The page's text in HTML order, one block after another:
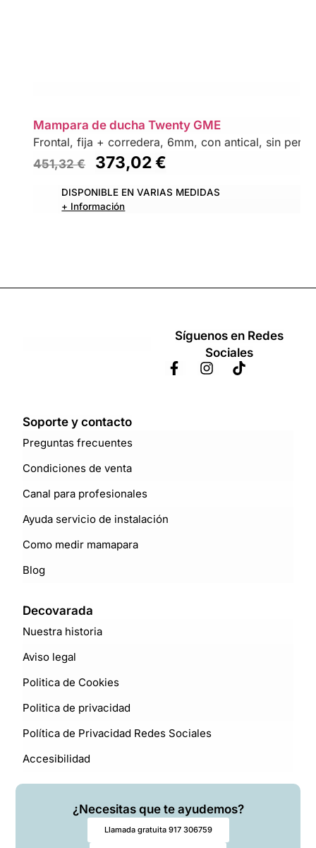
Mampara de ducha Twenty GME
Frontal, fija + corredera, 6mm, con antical, sin
451,32€ 373,02€
DISPONIBLE EN VARIAS MEDIDAS
+ Información
Síguenos en Redes
Sociales
Soporte y contacto
Preguntas frecuentes
Condiciones de venta
Canal para profesionales
Ayuda servicio de instalación
Como medir mamapara
Blog
Decovarada
Nuestra historia
Aviso legal
Politica de Cookies
Politica de privacidad
Política de Privacidad Redes Sociales
Accesibilidad
¿Necesitas que te ayudemos?
Llamada gratuita 917 306759